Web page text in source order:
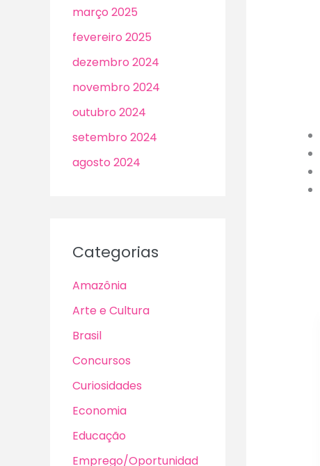
março 2025
fevereiro 2025
dezembro 2024
novembro 2024
outubro 2024
setembro 2024
agosto 2024
Categorias
Amazônia
Arte e Cultura
Brasil
Concursos
Curiosidades
Economia
Educação
Emprego/Oportunidad